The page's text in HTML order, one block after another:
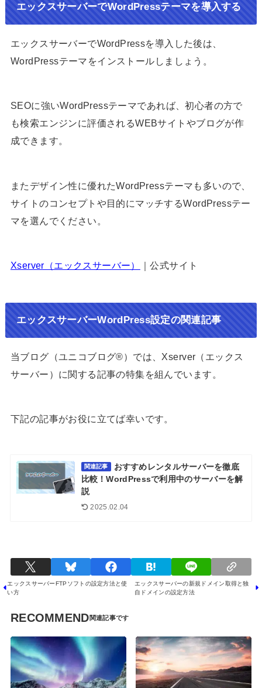
エックスサーバーでWordPressテーマを導入する
エックスサーバーでWordPressを導入した後は、
WordPressテーマをインストールしましょう。
SEOに強いWordPressテーマであれば、初心者の方で
も検索エンジンに評価されるWEBサイトやブログが作
成できます。
またデザイン性に優れたWordPressテーマも多いので、
サイトのコンセプトや目的にマッチするWordPressテー
マを選んでください。
Xserver（エックスサーバー） ｜公式サイト
エックスサーバーWordPress設定の関連記事
当ブログ（ユニコブログ®）では、Xserver（エックス
サーバー）に関する記事の特集を組んでいます。
下記の記事がお役に立てば幸いです。
関連記事
おすすめレンタルサーバーを徹底
比較！WordPressで利用中のサーバーを解
説
2025.02.04
エックスサーバーの新規ドメイン取得と独
自ドメインの設定方法
エックスサーバーFTPソフトの設定方法と使
い方
RECOMMEND